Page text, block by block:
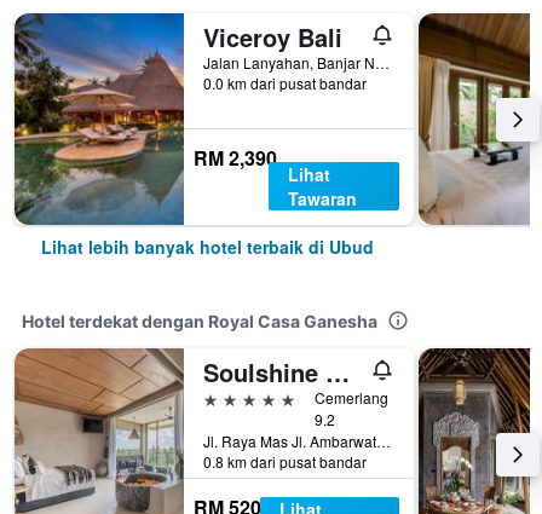
Viceroy Bali
Jalan Lanyahan, Banjar Nagi, Ubud, Indonesia
0.0 km dari pusat bandar
RM 2,390
Lihat
Tawaran
Lihat lebih banyak hotel terbaik di Ubud
Hotel terdekat dengan Royal Casa Ganesha
Soulshine Bali
5 bintang
Cemerlang
9.2
Jl. Raya Mas Jl. Ambarwati No.1, Ubud, Indonesia
0.8 km dari pusat bandar
RM 520
Lihat